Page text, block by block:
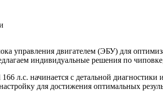
управления двигателем (ЭБУ) для
индивидуальные решения по
л.с. начинается с детальной
для достижения оптимальных